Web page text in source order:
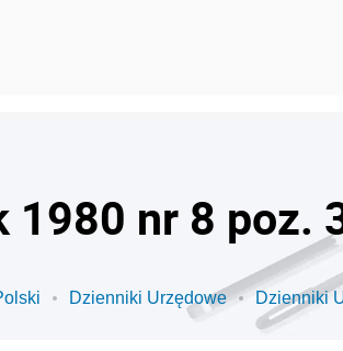
nr 8 poz.
Dzienniki Urzędowe Dzienniki